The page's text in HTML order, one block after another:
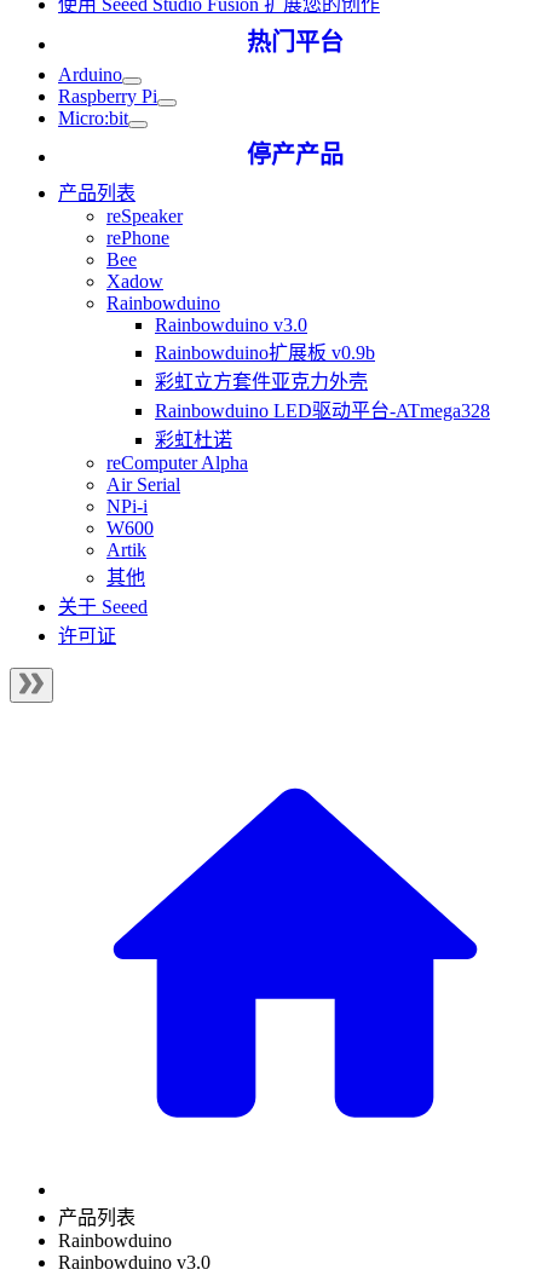
使用 Seeed Studio Fusion 扩展您的创作
热门平台
Arduino
Raspberry Pi
Micro:bit
停产产品
产品列表
reSpeaker
rePhone
Bee
Xadow
Rainbowduino
Rainbowduino v3.0
Rainbowduino扩展板 v0.9b
彩虹立方套件亚克力外壳
Rainbowduino LED驱动平台-ATmega328
彩虹杜诺
reComputer Alpha
Air Serial
NPi-i
W600
Artik
其他
关于 Seeed
许可证
产品列表
Rainbowduino
Rainbowduino v3.0